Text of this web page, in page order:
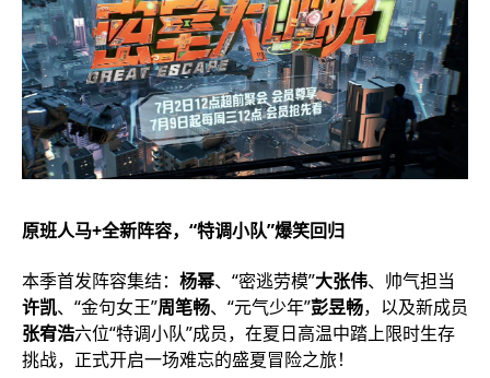
原班人马+全新阵容，“特调小队”爆笑回归
本季首发阵容集结： 杨幂、“密逃劳模”大张伟、帅气担当
许凯、“金句女王”周笔畅、“元气少年”彭昱畅，以及新成员
张宥浩六位“特调小队”成员，在夏日高温中踏上限时生存
挑战，正式开启一场难忘的盛夏冒险之旅！